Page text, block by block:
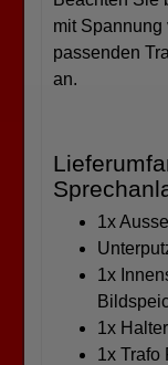
mit Spannung
passenden
an.
1x
1x
1x
1x Trafo